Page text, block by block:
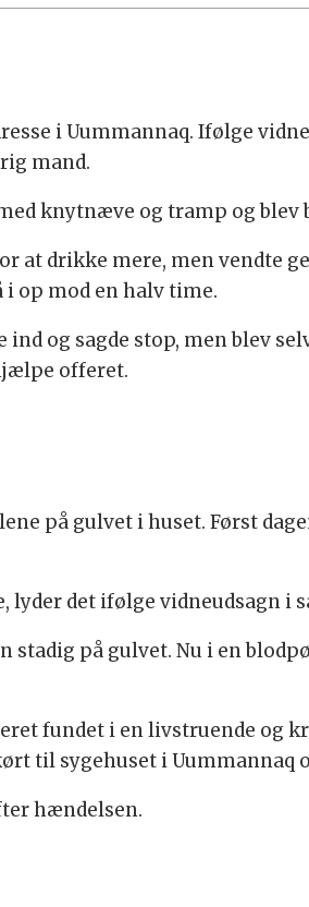
i Uummannaq. Ifølge
mand.
knytnæve og tramp og blev
at drikke mere, men vendte
op mod en halv time.
og sagde stop, men blev
offeret.
på gulvet i huset. Først
lyder det ifølge vidneudsagn i
stadig på gulvet. Nu i en
fundet i en livstruende og
til sygehuset i Uummannaq
hændelsen.